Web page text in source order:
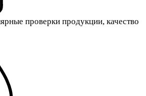
проверки продукции, качество